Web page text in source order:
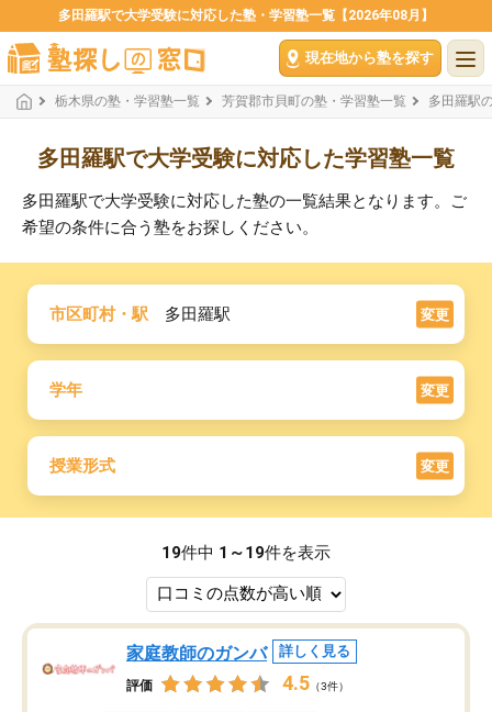
多田羅駅で大学受験に対応した塾・学習塾一覧【2026年08月】
現在地から塾を探す
栃木県の塾・学習塾一覧 芳賀郡市貝町の塾・学習塾一覧 多田羅駅
多田羅駅で大学受験に対応した学習塾一覧
多田羅駅で大学受験に対応した塾の一覧結果となります。ご
希望の条件に合う塾をお探しください。
市区町村・駅 多田羅駅 変更
学年 変更
授業形式 変更
19件中 1～19件を表示
家庭教師のガンバ 詳しく見る
評価 4.5 （3件）